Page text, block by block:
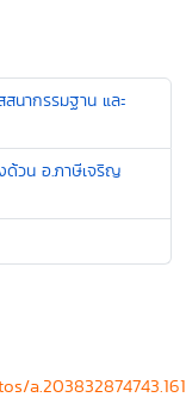
ากรรมฐาน และ
ด้วน อ.ภาษีเจริญ